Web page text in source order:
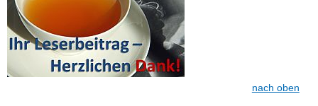
nach oben